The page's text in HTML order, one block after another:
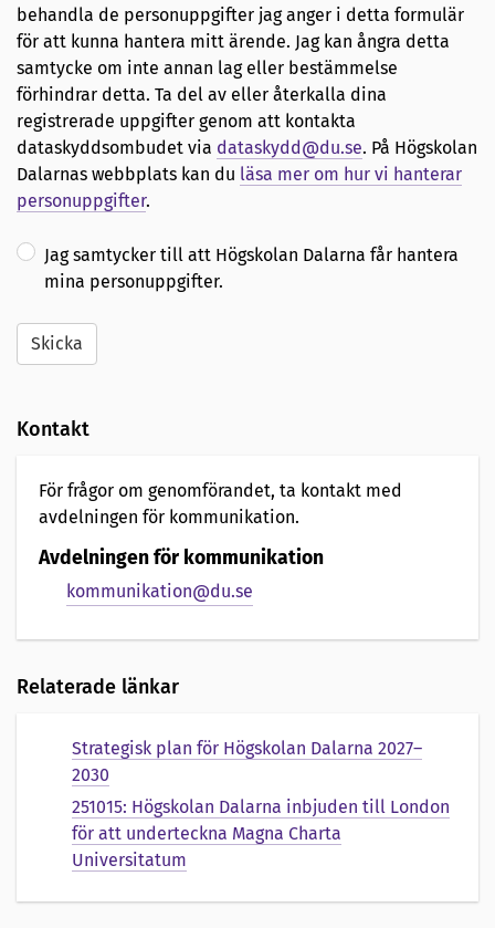
behandla de personuppgifter jag anger i detta formulär
för att kunna hantera mitt ärende. Jag kan ångra detta
samtycke om inte annan lag eller bestämmelse
förhindrar detta. Ta del av eller återkalla dina
registrerade uppgifter genom att kontakta
dataskyddsombudet via dataskydd@du.se. På Högskolan
Dalarnas webbplats kan du läsa mer om hur vi hanterar
personuppgifter.
Jag samtycker till att Högskolan Dalarna får hantera
mina personuppgifter.
Skicka
Kontakt
För frågor om genomförandet, ta kontakt med
avdelningen för kommunikation.
Avdelningen för kommunikation
kommunikation@du.se
Relaterade länkar
Strategisk plan för Högskolan Dalarna 2027–
2030
251015: Högskolan Dalarna inbjuden till London
för att underteckna Magna Charta
Universitatum